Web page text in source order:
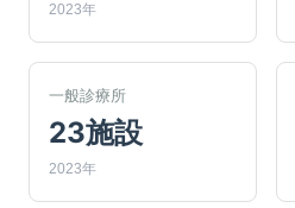
2023年
一般診療所
23施設
2023年